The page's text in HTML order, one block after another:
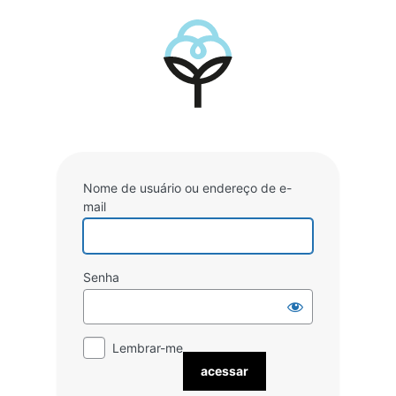
Nome de usuário ou endereço de e-
mail
Senha
Lembrar-me